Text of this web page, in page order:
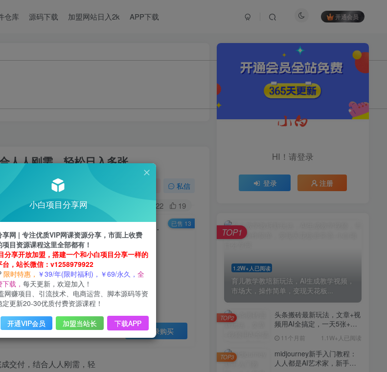
仓库 源码下载 加盟网站日入2k APP下载 开通会员
人人刚需，轻松日入多张
私信
522 19
史诗级，AI全自动优化简历，一分钟完成交付，结合人人刚需，轻松日入多张
请付费后查看
惠
终身VIP会员
免费
登录购买
已售 13
1.2W+人已阅读
育儿教学教培新玩法，AI生成教学视频，
市场大，操作简单，变现天花板...
TOP1
频用AI全搞定，一天5张+不
是问题，每天只需10分钟
midjourney新手入门教程：
人人都是AI艺术家，新手小
TOP4
11个月前 9388人已阅读
TOP5
AI+营养师工作流实战应用
课，AI赋能营养师
11个月前 9216人已阅读
TOP6
外贸营销策划SOP系统课
程，打开跨境电商企业线上
营销任督二脉
11个月前 9147人已阅读
HI！请登录
登录 注册
1.2W+人已阅读
育儿教学教培新玩法，AI生成教学视频，
市场大，操作简单，变现天花板...
TOP1
头条搬砖最新玩法，文章+视
频用AI全搞定，一天5张+不
11个月前 1.1W+人已阅读
TOP2
midjourney新手入门教程：
人人都是AI艺术家，新手小
TOP3
小白项目分享网
享网 | 专注优质VIP网课资源分享，市面上收费
项目资源课程这里全部都有！
分享开放加盟，搭建一个和小白项目分享一样的
台，站长微信：v1258979922
限时特惠， ￥39/年(限时福利)，￥69/永久， 全
载， 每天更新，欢迎加入！
网赚项目、引流技术、电商运营、脚本源码等资
更新20-30优质付费资源课程！
开通VIP会员 加盟当站长 下载APP